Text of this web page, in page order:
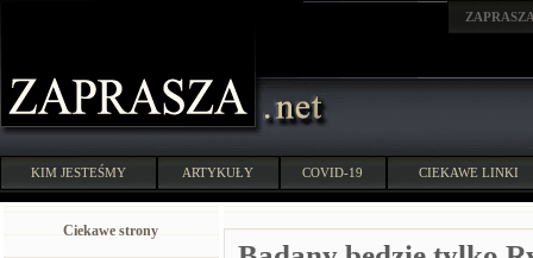
KIM JESTEŚMY ARTYKUŁY COVID-19 CIEKAWE LINKI
Ciekawe strony